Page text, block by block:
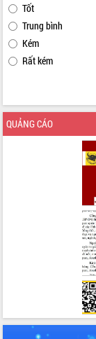
Tốt
Trung bình
Kém
Rất kém
QUẢNG CÁO